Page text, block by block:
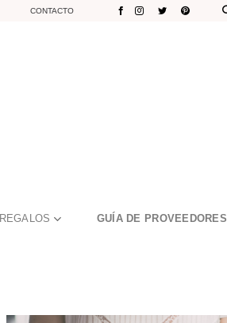
CONTACTO
REGALOS GUÍA DE PROVEEDORES